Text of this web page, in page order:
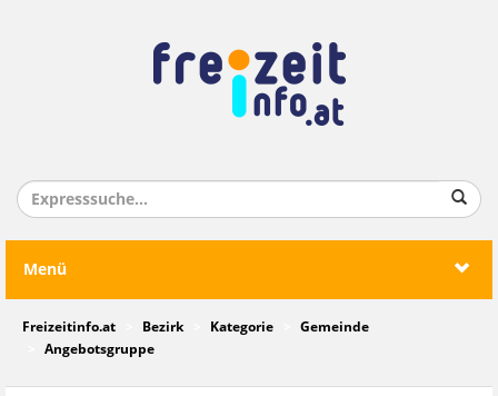
Menü
Freizeitinfo.at Bezirk Kategorie
Gemeinde
Angebotsgruppe